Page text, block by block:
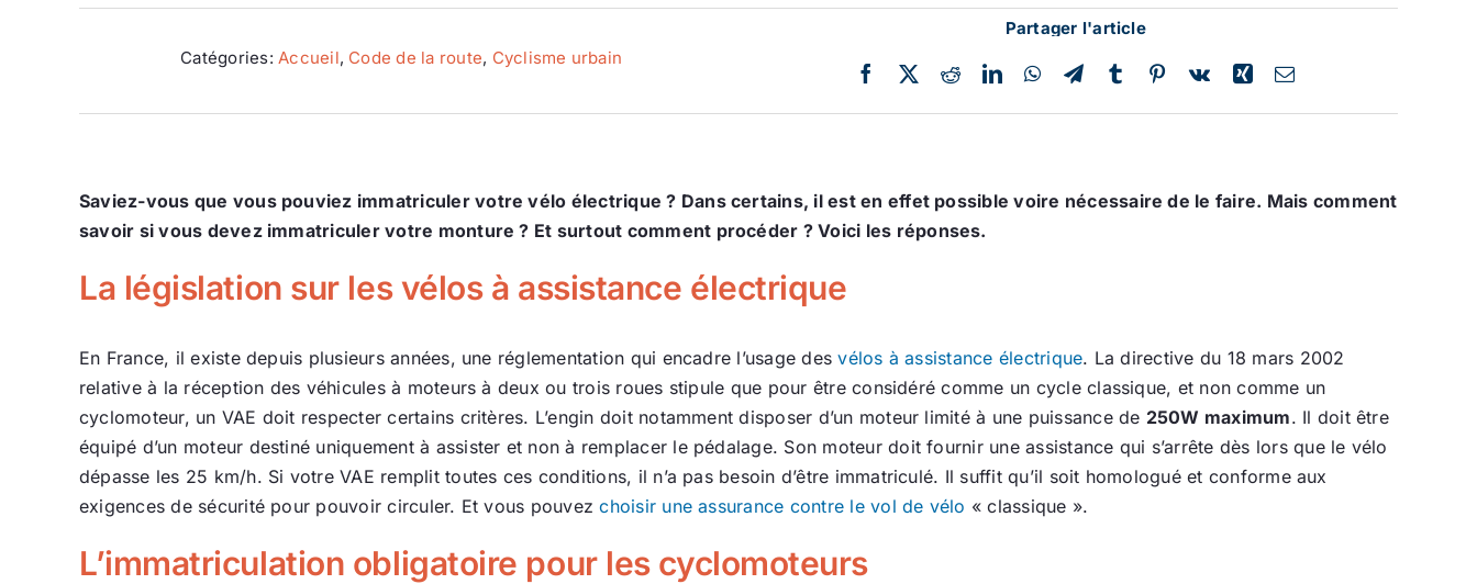
Catégories: Accueil, Code de la route, Cyclisme urbain
Partager l'article
Saviez-vous que vous pouviez immatriculer votre vélo électrique ? Dans certains, il est en effet possible voire nécessaire de le faire. Mais comment
savoir si vous devez immatriculer votre monture ? Et surtout comment procéder ? Voici les réponses.
La législation sur les vélos à assistance électrique
En France, il existe depuis plusieurs années, une réglementation qui encadre l’usage desvélos à assistance électrique. La directive du 18 mars 2002
relative à la réception des véhicules à moteurs à deux ou trois roues stipule que pour être considéré comme un cycle classique, et non comme un
cyclomoteur, un VAE doit respecter certains critères. L’engin doit notamment disposer d’un moteur limité à une puissance de 250W maximum. Il doit être
équipé d’un moteur destiné uniquement à assister et non à remplacer le pédalage. Son moteur doit fournir une assistance qui s’arrête dès lors que le vélo
dépasse les 25 km/h. Si votre VAE remplit toutes ces conditions, il n’a pas besoin d’être immatriculé. Il suffit qu’il soit homologué et conforme aux
exigences de sécurité pour pouvoir circuler. Et vous pouvezchoisir une assurance contre le vol de vélo « classique ».
L’immatriculation obligatoire pour les cyclomoteurs